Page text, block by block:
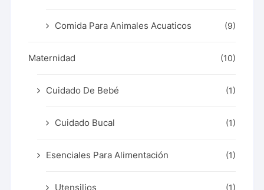
Comida Para Animales Acuaticos (9)
Maternidad (10)
Cuidado De Bebé (1)
Cuidado Bucal (1)
Esenciales Para Alimentación (1)
Utensilios (1)